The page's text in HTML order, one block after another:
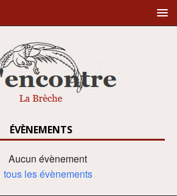
ÉVÈNEMENTS
Aucun évènement
tous les évènements